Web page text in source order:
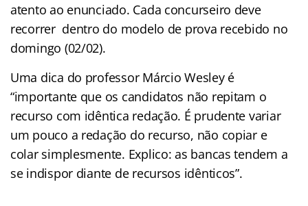
atento ao enunciado. Cada concurseiro deve
recorrer dentro do modelo de prova recebido no
domingo (02/02).
Uma dica do professor Márcio Wesley é
“importante que os candidatos não repitam o
recurso com idêntica redação. É prudente variar
um pouco a redação do recurso, não copiar e
colar simplesmente. Explico: as bancas tendem a
se indispor diante de recursos idênticos”.